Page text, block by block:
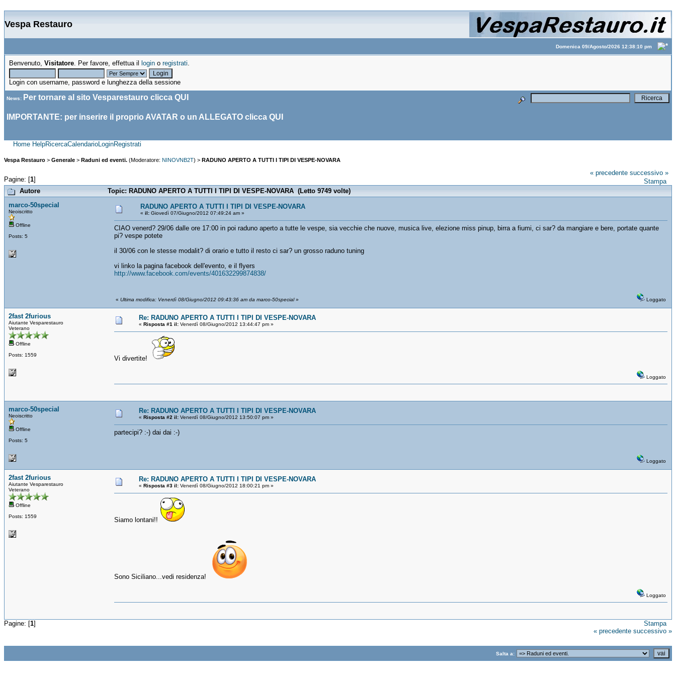
Vespa Restauro
Domenica 09/Agosto/2026 12:38:10 pm
Benvenuto, Visitatore. Per favore, effettua il login o registrati.
Login con username, password e lunghezza della sessione
News: Per tornare al sito Vesparestauro clicca QUI
IMPORTANTE: per inserire il proprio AVATAR o un ALLEGATO clicca QUI
Home HelpRicercaCalendarioLoginRegistrati
Vespa Restauro > Generale > Raduni ed eventi. (Moderatore: NINOVNB2T) > RADUNO APERTO A TUTTI I TIPI DI VESPE-NOVARA
Pagine: [1]
« precedente successivo »
Stampa
Autore
Topic: RADUNO APERTO A TUTTI I TIPI DI VESPE-NOVARA (Letto 9749 volte)
marco-50special
Neoiscritto
Offline
Posts: 5
RADUNO APERTO A TUTTI I TIPI DI VESPE-NOVARA
« il: Giovedì 07/Giugno/2012 07:49:24 am »
CIAO venerd? 29/06 dalle ore 17:00 in poi raduno aperto a tutte le vespe, sia vecchie che nuove, musica live, elezione miss pinup, birra a fiumi, ci sar? da mangiare e bere, portate quante
pi? vespe potete
il 30/06 con le stesse modalit? di orario e tutto il resto ci sar? un grosso raduno tuning
vi linko la pagina facebook dell'evento, e il flyers
http://www.facebook.com/events/401632299874838/
« Ultima modifica: Venerdì 08/Giugno/2012 09:43:36 am da marco-50special» Loggato
2fast 2furious
Aiutante Vesparestauro
Veterano
Offline
Posts: 1559
Re: RADUNO APERTO A TUTTI I TIPI DI VESPE-NOVARA
« Risposta #1 il: Venerdì 08/Giugno/2012 13:44:47 pm »
Vi divertite!
Loggato
marco-50special
Neoiscritto
Offline
Posts: 5
Re: RADUNO APERTO A TUTTI I TIPI DI VESPE-NOVARA
« Risposta #2 il: Venerdì 08/Giugno/2012 13:50:07 pm »
partecipi? :-) dai dai :-)
Loggato
2fast 2furious
Aiutante Vesparestauro
Veterano
Offline
Posts: 1559
Re: RADUNO APERTO A TUTTI I TIPI DI VESPE-NOVARA
« Risposta #3 il: Venerdì 08/Giugno/2012 18:00:21 pm »
Siamo lontani!!
Sono Siciliano...vedi residenza!
Loggato
Pagine: [1]
Stampa
« precedente successivo »
Salta a: